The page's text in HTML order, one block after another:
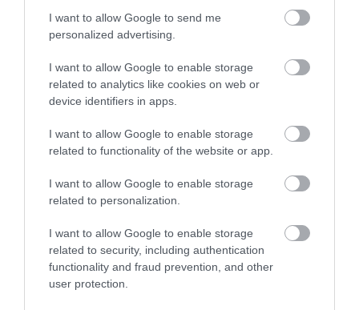
I want to allow Google to send me
personalized advertising.
I want to allow Google to enable storage
related to analytics like cookies on web or
device identifiers in apps.
I want to allow Google to enable storage
related to functionality of the website or app.
I want to allow Google to enable storage
related to personalization.
I want to allow Google to enable storage
related to security, including authentication
functionality and fraud prevention, and other
user protection.
να τρώει μια υγιεινή, ισορροπημένη
διατροφή. Μια υγιεινή, ισορροπημένη
διατροφή για παιδιά ηλικίας 7 έως 10 ετών
θα πρέπει να περιλαμβάνει:
τουλάχιστον 5 μερίδες από μια ποικιλία
φρούτων και λαχανικών κάθε μέρα
γεύματα που βασίζονται σε αμυλούχα
τρόφιμα, όπως πατάτες, ψωμί, ζυμαρικά
και ρύζι (επιλέξτε ποικιλίες ολικής
αλέσεως όταν είναι δυνατόν)
κάποιο γάλα και γαλακτοκομικά προϊόντα ή